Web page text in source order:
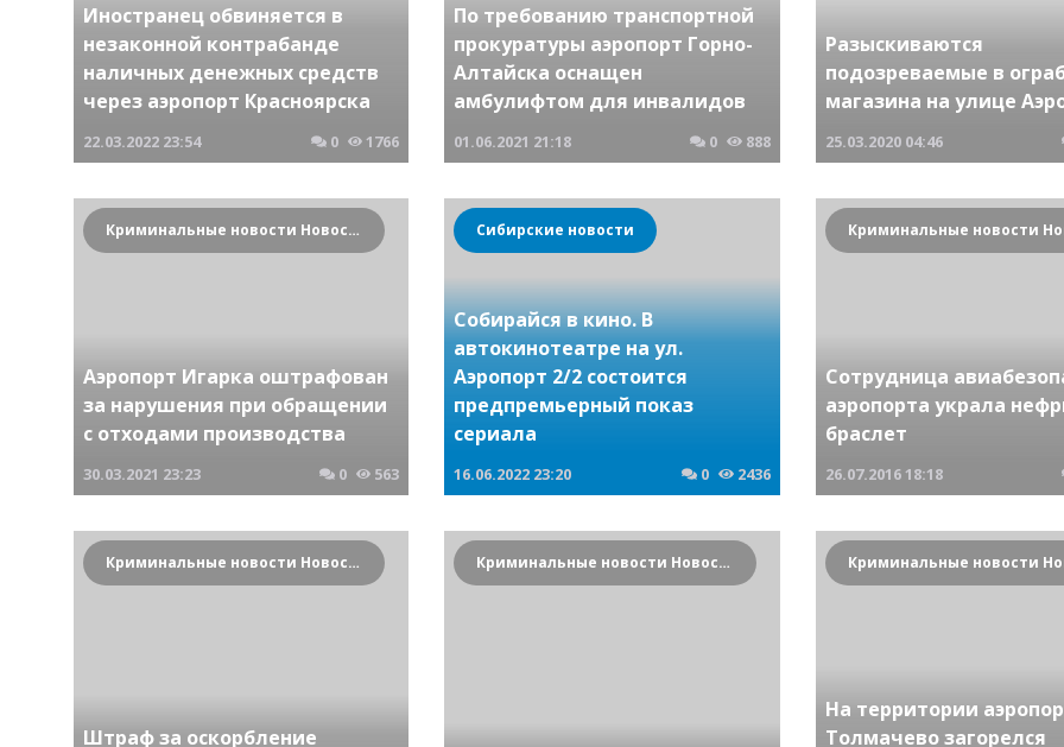
Иностранец обвиняется в
незаконной контрабанде
наличных денежных средств
через аэропорт Красноярска
22.03.2022 23:54 0 1766
По требованию транспортной
прокуратуры аэропорт Горно-
Алтайска оснащен
амбулифтом для инвалидов
01.06.2021 21:18 0 888
Разыскиваются
подозреваемые в
магазина на улице
25.03.2020 04:46
Криминальные новости Новосибирска и Сибирского региона
Аэропорт Игарка оштрафован
за нарушения при обращении
с отходами производства
30.03.2021 23:23 0 563
Сибирские новости
Собирайся в кино. В
автокинотеатре на ул.
Аэропорт 2/2 состоится
предпремьерный показ
сериала
16.06.2022 23:20 0 2436
Сотрудница
аэропорта украла
браслет
26.07.201618:18
Криминальные новости Новосибирска и Сибирского региона
Штраф за оскорбление
Криминальные новости Новосибирска и Сибирского региона
На территории
Толмачево загорелся